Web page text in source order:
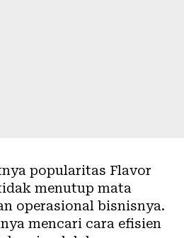
popularitas Flavor
menutup mata
operasional bisnisnya.
mencari cara efisien